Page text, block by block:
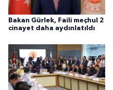
Bakan Gürlek, Faili meçhul 2
cinayet daha aydınlatıldı